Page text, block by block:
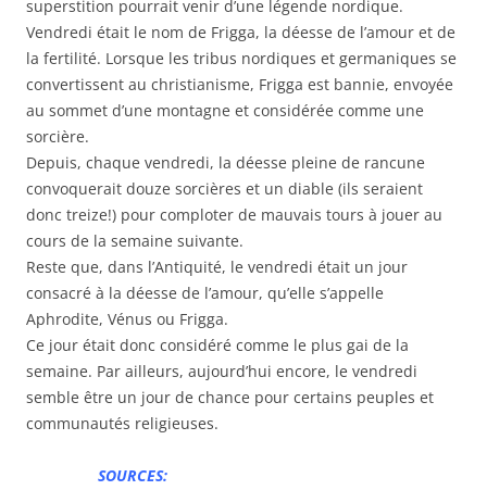
superstition pourrait venir d’une légende nordique.
Vendredi était le nom de Frigga, la déesse de l’amour et de
la fertilité. Lorsque les tribus nordiques et germaniques se
convertissent au christianisme, Frigga est bannie, envoyée
au sommet d’une montagne et considérée comme une
sorcière.
Depuis, chaque vendredi, la déesse pleine de rancune
convoquerait douze sorcières et un diable (ils seraient
donc treize!) pour comploter de mauvais tours à jouer au
cours de la semaine suivante.
Reste que, dans l’Antiquité, le vendredi était un jour
consacré à la déesse de l’amour, qu’elle s’appelle
Aphrodite, Vénus ou Frigga.
Ce jour était donc considéré comme le plus gai de la
semaine. Par ailleurs, aujourd’hui encore, le vendredi
semble être un jour de chance pour certains peuples et
communautés religieuses.
SOURCES: